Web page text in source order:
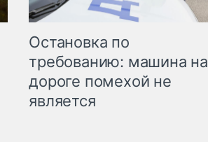
Остановка по
требованию: машина на
дороге помехой не
является